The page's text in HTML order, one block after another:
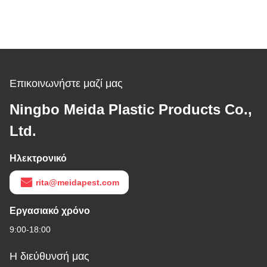
Επικοινωνήστε μαζί μας
Ningbo Meida Plastic Products Co.,
Ltd.
Ηλεκτρονικό
rita@meidapest.com
Εργασιακό χρόνο
9:00-18:00
Η διεύθυνσή μας